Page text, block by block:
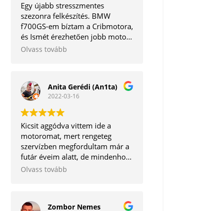
Egy újabb stresszmentes
szezonra felkészítés. BMW
f700GS-em bíztam a Cribmotora,
és Ismét érezhetően jobb motort
kaptam vissza. A legjobb, hogy a
egyben minden törődést
megkapott egy helyen.
Köszönöm mégegyszer!
Olvass tovább
Anita Gerédi (An1ta)
2022-03-16
Kicsit aggódva vittem ide a
motoromat, mert rengeteg
szervízben megfordultam már a
futár éveim alatt, de mindenhol
vagy lehúzás van, vagy kontár
nem lett kész 1 nap alatt a
Olvass tovább
Zombor Nemes